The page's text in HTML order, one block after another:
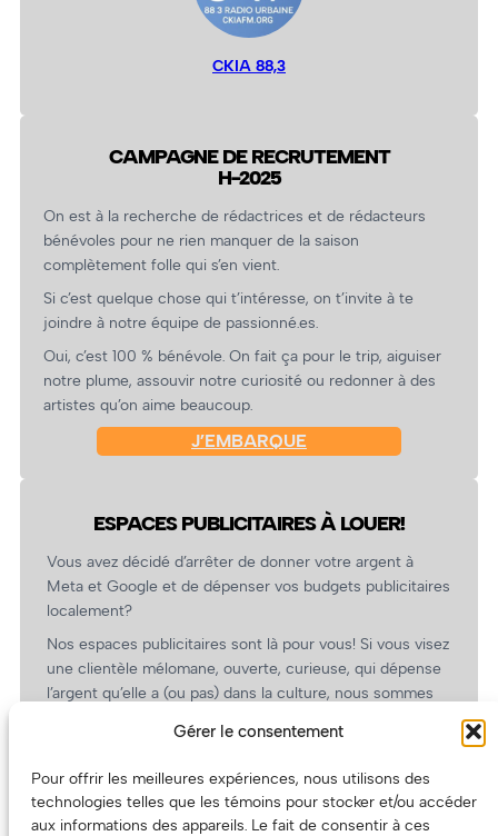
Gérer le consentement
Pour offrir les meilleures expériences, nous utilisons des
technologies telles que les témoins pour stocker et/ou accéder
aux informations des appareils. Le fait de consentir à ces
CKIA 88,3
CAMPAGNE DE RECRUTEMENT
H-2025
On est à la recherche de rédactrices et de rédacteurs
bénévoles pour ne rien manquer de la saison
complètement folle qui s’en vient.
Si c’est quelque chose qui t’intéresse, on t’invite à te
joindre à notre équipe de passionné.es.
Oui, c’est 100 % bénévole. On fait ça pour le trip, aiguiser
notre plume, assouvir notre curiosité ou redonner à des
artistes qu’on aime beaucoup.
J’EMBARQUE
ESPACES PUBLICITAIRES À LOUER!
Vous avez décidé d’arrêter de donner votre argent à
Meta et Google et de dépenser vos budgets publicitaires
localement?
Nos espaces publicitaires sont là pour vous! Si vous visez
une clientèle mélomane, ouverte, curieuse, qui dépense
l’argent qu’elle a (ou pas) dans la culture, nous sommes
revient.
(Oui, on va avoir des tarifs spéciaux pour vous, les